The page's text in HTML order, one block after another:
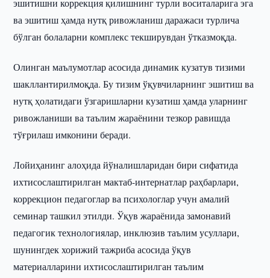
эшитишни коррекция қилишнинг турли воситаларига эга
ва эшитиш ҳамда нутқ ривожланиш даражаси турлича
бўлган болаларни комплекс текширувдан ўтказмоқда.
Олинган маълумотлар асосида динамик кузатув тизими
шакллантирилмоқда. Бу тизим ўқувчиларнинг эшитиш ва
нутқ ҳолатидаги ўзгаришларни кузатиш ҳамда уларнинг
ривожланиши ва таълим жараёнини тезкор равишда
тўғрилаш имконини беради.
Лойиҳанинг алоҳида йўналишларидан бири сифатида
ихтисослаштирилган мактаб-интернатлар раҳбарлари,
коррекцион педагоглар ва психологлар учун амалий
семинар ташкил этилди. Ўқув жараёнида замонавий
педагогик технологиялар, инклюзив таълим усуллари,
шунингдек хорижий тажриба асосида ўқув
материалларини ихтисослаштирилган таълим